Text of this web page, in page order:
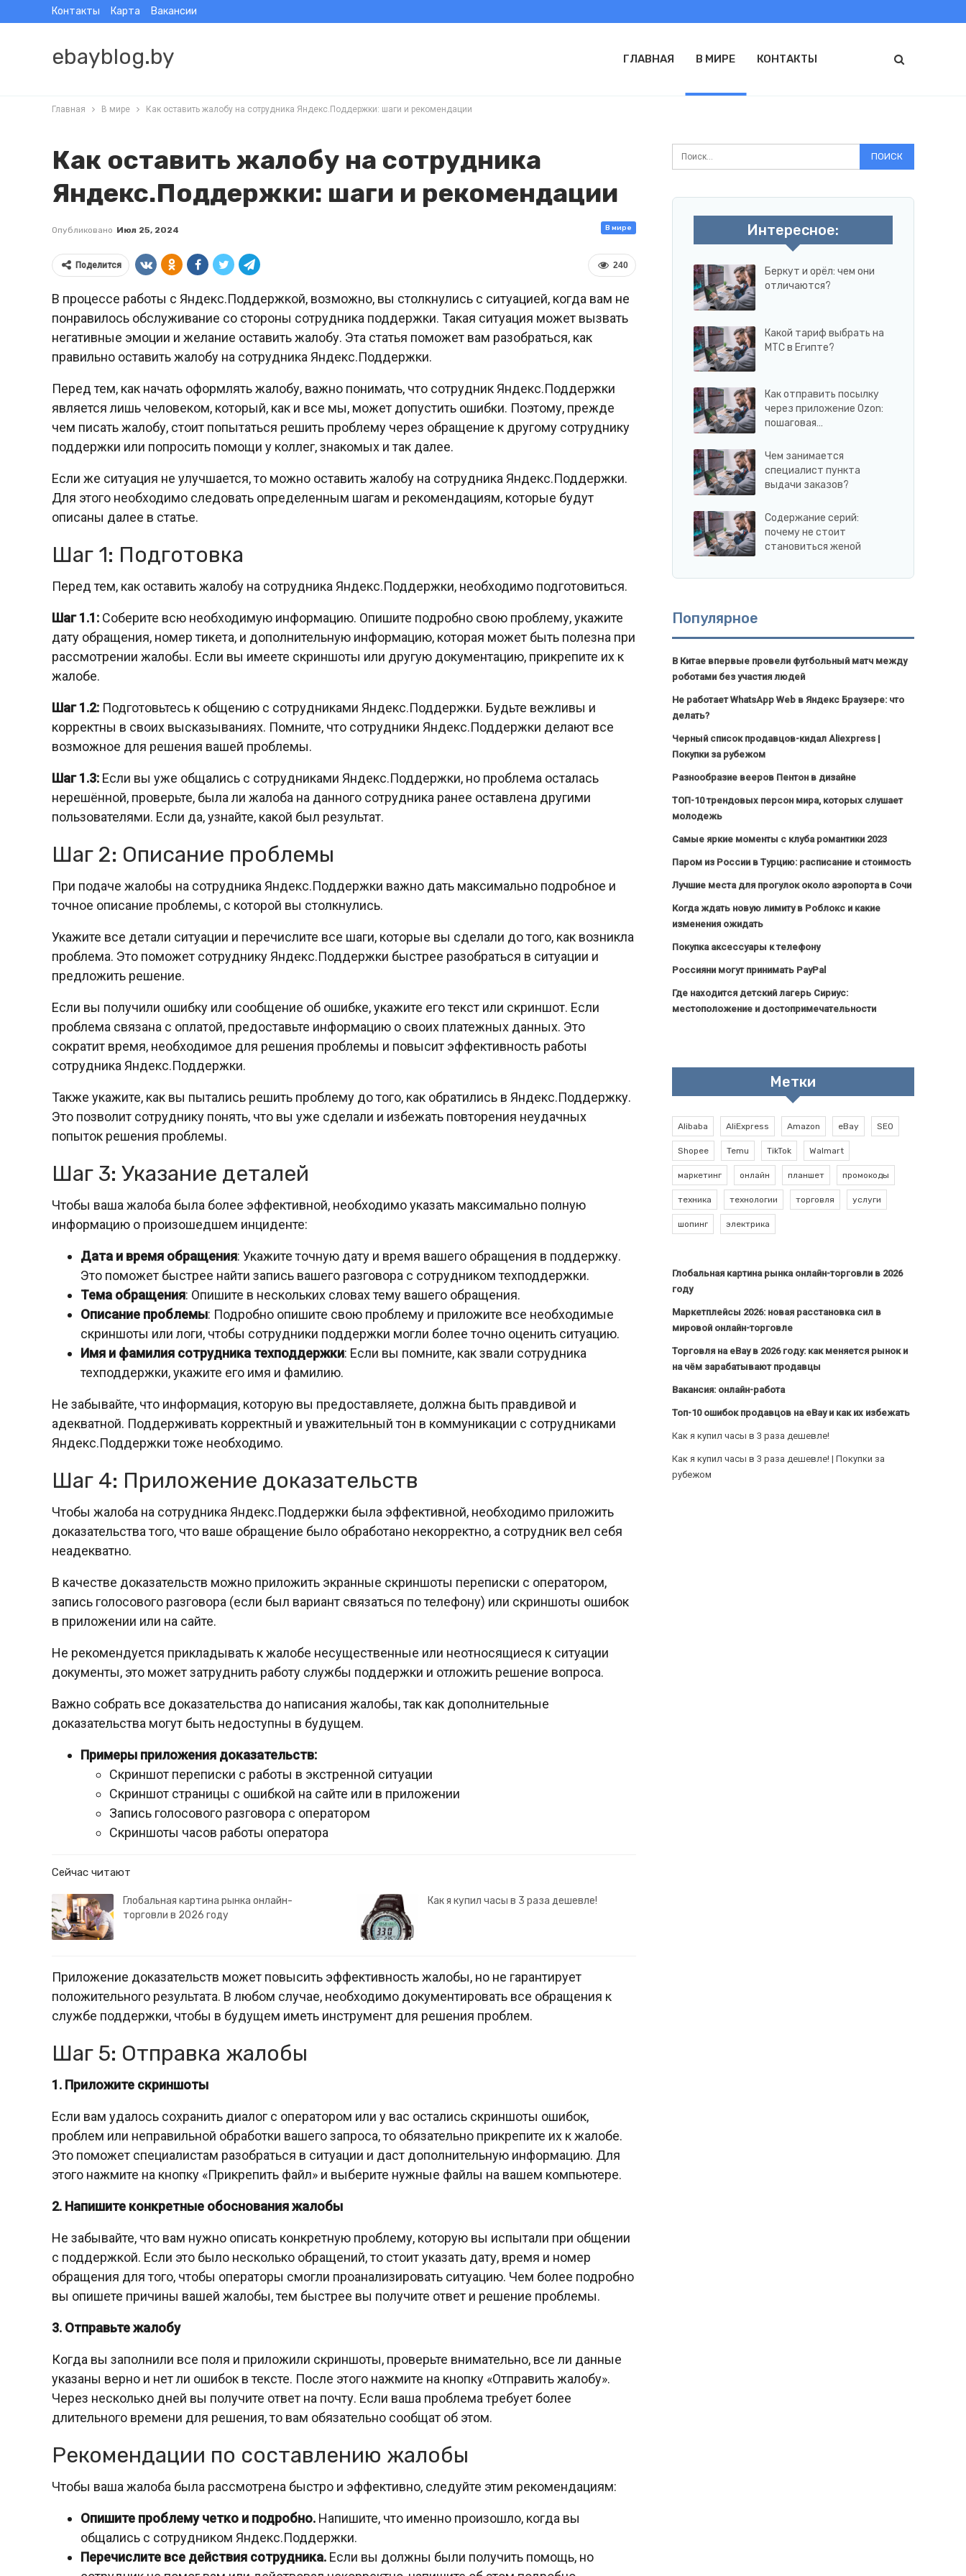
Контакты Карта Вакансии
ebayblog.by ГЛАВНАЯ В МИРЕ КОНТАКТЫ
Главная В мире Как оставить жалобу на сотрудника Яндекс.Поддержки: шаги и рекомендации
Как оставить жалобу на сотрудника
Яндекс.Поддержки: шаги и рекомендации
В мире
Опубликовано Июл 25, 2024
240
Поделится
В процессе работы с Яндекс.Поддержкой, возможно, вы столкнулись с ситуацией, когда вам не
понравилось обслуживание со стороны сотрудника поддержки. Такая ситуация может вызвать
негативные эмоции и желание оставить жалобу. Эта статья поможет вам разобраться, как
правильно оставить жалобу на сотрудника Яндекс.Поддержки.
Перед тем, как начать оформлять жалобу, важно понимать, что сотрудник Яндекс.Поддержки
является лишь человеком, который, как и все мы, может допустить ошибки. Поэтому, прежде
чем писать жалобу, стоит попытаться решить проблему через обращение к другому сотруднику
поддержки или попросить помощи у коллег, знакомых и так далее.
Если же ситуация не улучшается, то можно оставить жалобу на сотрудника Яндекс.Поддержки.
Для этого необходимо следовать определенным шагам и рекомендациям, которые будут
описаны далее в статье.
Шаг 1: Подготовка
Перед тем, как оставить жалобу на сотрудника Яндекс.Поддержки, необходимо подготовиться.
Шаг 1.1: Соберите всю необходимую информацию. Опишите подробно свою проблему, укажите
дату обращения, номер тикета, и дополнительную информацию, которая может быть полезна при
рассмотрении жалобы. Если вы имеете скриншоты или другую документацию, прикрепите их к
жалобе.
Шаг 1.2: Подготовьтесь к общению с сотрудниками Яндекс.Поддержки. Будьте вежливы и
корректны в своих высказываниях. Помните, что сотрудники Яндекс.Поддержки делают все
возможное для решения вашей проблемы.
Шаг 1.3: Если вы уже общались с сотрудниками Яндекс.Поддержки, но проблема осталась
нерешённой, проверьте, была ли жалоба на данного сотрудника ранее оставлена другими
пользователями. Если да, узнайте, какой был результат.
Шаг 2: Описание проблемы
При подаче жалобы на сотрудника Яндекс.Поддержки важно дать максимально подробное и
точное описание проблемы, с которой вы столкнулись.
Укажите все детали ситуации и перечислите все шаги, которые вы сделали до того, как возникла
проблема. Это поможет сотруднику Яндекс.Поддержки быстрее разобраться в ситуации и
предложить решение.
Если вы получили ошибку или сообщение об ошибке, укажите его текст или скриншот. Если
проблема связана с оплатой, предоставьте информацию о своих платежных данных. Это
сократит время, необходимое для решения проблемы и повысит эффективность работы
сотрудника Яндекс.Поддержки.
Также укажите, как вы пытались решить проблему до того, как обратились в Яндекс.Поддержку.
Это позволит сотруднику понять, что вы уже сделали и избежать повторения неудачных
попыток решения проблемы.
Шаг 3: Указание деталей
Чтобы ваша жалоба была более эффективной, необходимо указать максимально полную
информацию о произошедшем инциденте:
Дата и время обращения: Укажите точную дату и время вашего обращения в поддержку.
Это поможет быстрее найти запись вашего разговора с сотрудником техподдержки.
Тема обращения: Опишите в нескольких словах тему вашего обращения.
Описание проблемы: Подробно опишите свою проблему и приложите все необходимые
скриншоты или логи, чтобы сотрудники поддержки могли более точно оценить ситуацию.
Имя и фамилия сотрудника техподдержки: Если вы помните, как звали сотрудника
техподдержки, укажите его имя и фамилию.
Не забывайте, что информация, которую вы предоставляете, должна быть правдивой и
адекватной. Поддерживать корректный и уважительный тон в коммуникации с сотрудниками
Яндекс.Поддержки тоже необходимо.
Шаг 4: Приложение доказательств
Чтобы жалоба на сотрудника Яндекс.Поддержки была эффективной, необходимо приложить
доказательства того, что ваше обращение было обработано некорректно, а сотрудник вел себя
неадекватно.
В качестве доказательств можно приложить экранные скриншоты переписки с оператором,
запись голосового разговора (если был вариант связаться по телефону) или скриншоты ошибок
в приложении или на сайте.
Не рекомендуется прикладывать к жалобе несущественные или неотносящиеся к ситуации
документы, это может затруднить работу службы поддержки и отложить решение вопроса.
Важно собрать все доказательства до написания жалобы, так как дополнительные
доказательства могут быть недоступны в будущем.
Примеры приложения доказательств:
Скриншот переписки с работы в экстренной ситуации
Скриншот страницы с ошибкой на сайте или в приложении
Запись голосового разговора с оператором
Скриншоты часов работы оператора
Сейчас читают
Глобальная картина рынка онлайн-
торговли в 2026 году
Как я купил часы в 3 раза дешевле!
Приложение доказательств может повысить эффективность жалобы, но не гарантирует
положительного результата. В любом случае, необходимо документировать все обращения к
службе поддержки, чтобы в будущем иметь инструмент для решения проблем.
Шаг 5: Отправка жалобы
1. Приложите скриншоты
Если вам удалось сохранить диалог с оператором или у вас остались скриншоты ошибок,
проблем или неправильной обработки вашего запроса, то обязательно прикрепите их к жалобе.
Это поможет специалистам разобраться в ситуации и даст дополнительную информацию. Для
этого нажмите на кнопку «Прикрепить файл» и выберите нужные файлы на вашем компьютере.
2. Напишите конкретные обоснования жалобы
Не забывайте, что вам нужно описать конкретную проблему, которую вы испытали при общении
с поддержкой. Если это было несколько обращений, то стоит указать дату, время и номер
обращения для того, чтобы операторы смогли проанализировать ситуацию. Чем более подробно
вы опишете причины вашей жалобы, тем быстрее вы получите ответ и решение проблемы.
3. Отправьте жалобу
Когда вы заполнили все поля и приложили скриншоты, проверьте внимательно, все ли данные
указаны верно и нет ли ошибок в тексте. После этого нажмите на кнопку «Отправить жалобу».
Через несколько дней вы получите ответ на почту. Если ваша проблема требует более
длительного времени для решения, то вам обязательно сообщат об этом.
Рекомендации по составлению жалобы
Чтобы ваша жалоба была рассмотрена быстро и эффективно, следуйте этим рекомендациям:
Опишите проблему четко и подробно. Напишите, что именно произошло, когда вы
общались с сотрудником Яндекс.Поддержки.
Перечислите все действия сотрудника. Если вы должны были получить помощь, но
Интересное:
Беркут и орёл: чем они
отличаются?
Какой тариф выбрать на
МТС в Египте?
Как отправить посылку
через приложение Ozon:
пошаговая…
Чем занимается
специалист пункта
выдачи заказов?
Содержание серий:
почему не стоит
становиться женой
Популярное
В Китае впервые провели футбольный матч между
роботами без участия людей
Не работает WhatsApp Web в Яндекс Браузере: что
делать?
Черный список продавцов-кидал Aliexpress |
Покупки за рубежом
Разнообразие вееров Пентон в дизайне
ТОП-10 трендовых персон мира, которых слушает
молодежь
Самые яркие моменты с клуба романтики 2023
Паром из России в Турцию: расписание и стоимость
Лучшие места для прогулок около аэропорта в Сочи
Когда ждать новую лимиту в Роблокс и какие
изменения ожидать
Покупка аксессуары к телефону
Россияни могут принимать PayPal
Где находится детский лагерь Сириус:
местоположение и достопримечательности
Метки
Alibaba AliExpress Amazon eBay SEO
Shopee Temu TikTok Walmart
маркетинг онлайн планшет промокоды
техника технологии торговля услуги
шопинг электрика
Глобальная картина рынка онлайн-торговли в 2026
году
Маркетплейсы 2026: новая расстановка сил в
мировой онлайн-торговле
Торговля на eBay в 2026 году: как меняется рынок и
на чём зарабатывают продавцы
Вакансия: онлайн-работа
Топ-10 ошибок продавцов на eBay и как их избежать
Как я купил часы в 3 раза дешевле!
Как я купил часы в 3 раза дешевле! | Покупки за
рубежом